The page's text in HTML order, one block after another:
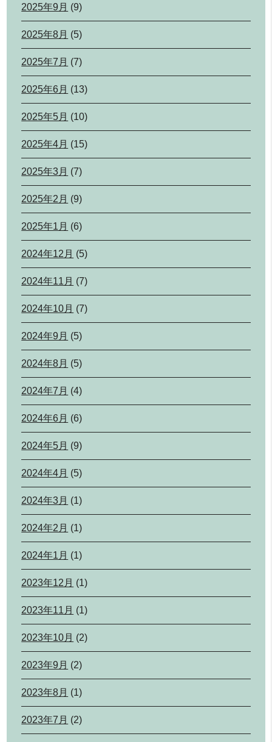
2025年9月 (9)
2025年8月 (5)
2025年7月 (7)
2025年6月 (13)
2025年5月 (10)
2025年4月 (15)
2025年3月 (7)
2025年2月 (9)
2025年1月 (6)
2024年12月 (5)
2024年11月 (7)
2024年10月 (7)
2024年9月 (5)
2024年8月 (5)
2024年7月 (4)
2024年6月 (6)
2024年5月 (9)
2024年4月 (5)
2024年3月 (1)
2024年2月 (1)
2024年1月 (1)
2023年12月 (1)
2023年11月 (1)
2023年10月 (2)
2023年9月 (2)
2023年8月 (1)
2023年7月 (2)